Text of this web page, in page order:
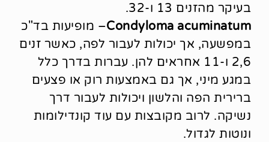
בעיקר מהזנים 13 ו-32.
Condyloma acuminatum– מופיעות בד"כ
במפשעה, אך יכולות לעבור לפה, כאשר זנים
2,6 ו-11 אחראים להן. עברות בדרך כלל
במגע מיני, אך גם באמצעות רוק או פצעים
ברירית הפה והלשון ויכולות לעבור דרך
נשיקה. לרוב מקובצות עם עוד קונדילומות
ונוטות לגדול.